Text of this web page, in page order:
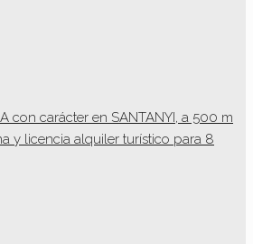
con carácter en SANTANYI, a 500 m
y licencia alquiler turístico para 8